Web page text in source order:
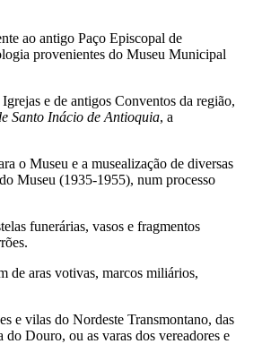
ao antigo Paço Episcopal de
provenientes do Museu Municipal
e de antigos Conventos da região,
Santo Inácio de Antioquia, a
o Museu e a musealização de diversas
Museu (1935-1955), num processo
funerárias, vasos e fragmentos
de aras votivas, marcos miliários,
e vilas do Nordeste Transmontano, das
Douro, ou as varas dos vereadores e